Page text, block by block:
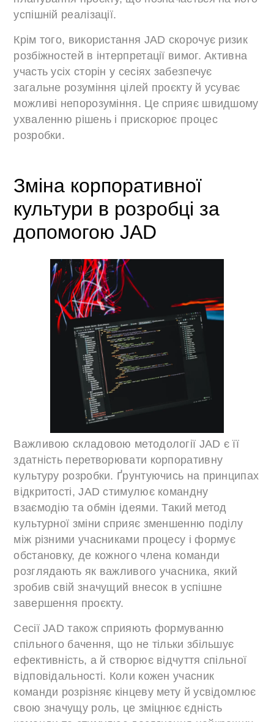
успішній реалізації.
Крім того, використання JAD скорочує ризик
розбіжностей в інтерпретації вимог. Активна
участь усіх сторін у сесіях забезпечує
загальне розуміння цілей проєкту й усуває
можливі непорозуміння. Це сприяє швидшому
ухваленню рішень і прискорює процес
розробки.
Зміна корпоративної
культури в розробці за
допомогою JAD
Важливою складовою методології JAD є її
здатність перетворювати корпоративну
культуру розробки. Ґрунтуючись на принципах
відкритості, JAD стимулює командну
взаємодію та обмін ідеями. Такий метод
культурної зміни сприяє зменшенню поділу
між різними учасниками процесу і формує
обстановку, де кожного члена команди
розглядають як важливого учасника, який
зробив свій значущий внесок в успішне
завершення проєкту.
Сесії JAD також сприяють формуванню
спільного бачення, що не тільки збільшує
ефективність, а й створює відчуття спільної
відповідальності. Коли кожен учасник
команди розрізняє кінцеву мету й усвідомлює
свою значущу роль, це зміцнює єдність